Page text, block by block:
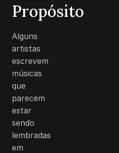
Propósito
Alguns
artistas
escrevem
músicas
que
parecem
estar
sendo
lembradas
em